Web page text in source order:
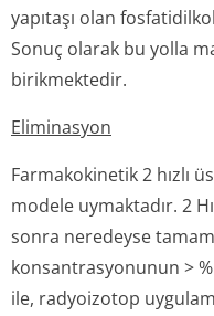
yapıtaşı olan
Sonuç olarak bu yolla
birikmektedir.
Eliminasyon
Farmakokinetik 2 hızlı
modele uymaktadır. 2
sonra neredeyse
konsantrasyonunun >
ile, radyoizotop